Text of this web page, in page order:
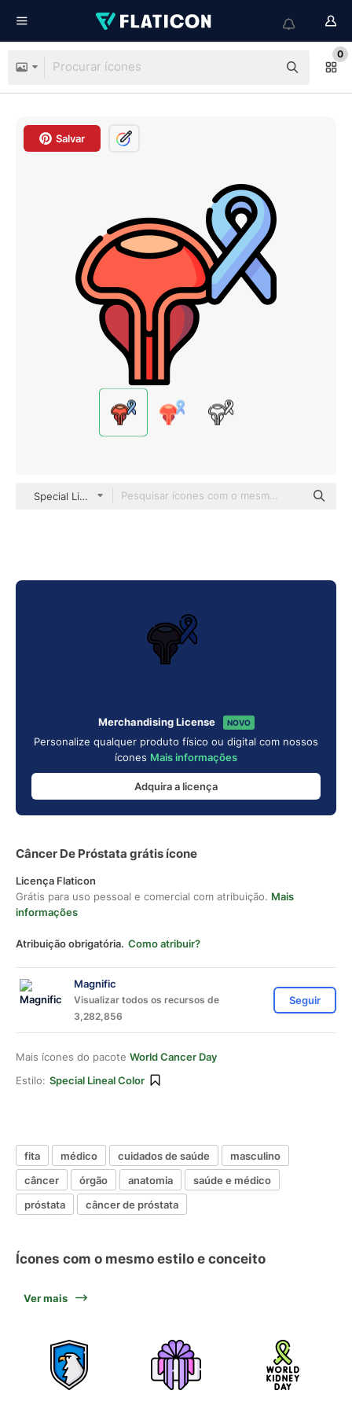
0
Salvar
Special Lineal color
Merchandising License NOVO
Personalize qualquer produto físico ou digital com nossos
ícones Mais informações
Adquira a licença
Câncer De Próstata grátis ícone
Licença Flaticon
Grátis para uso pessoal e comercial com atribuição. Mais
informações
Atribuição obrigatória. Como atribuir?
Magnific
Visualizar todos os recursos de
3,282,856
Seguir
Mais ícones do pacote World Cancer Day
Estilo: Special Lineal Color
fita médico cuidados de saúde
masculino
câncer
órgão anatomia
saúde e médico
próstata
câncer de próstata
Ícones com o mesmo estilo e conceito
Ver mais